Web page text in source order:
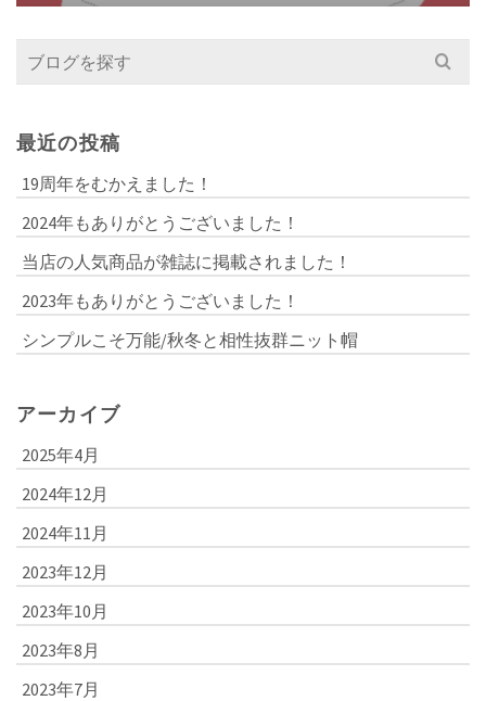
Search
for:
最近の投稿
19周年をむかえました！
2024年もありがとうございました！
当店の人気商品が雑誌に掲載されました！
2023年もありがとうございました！
シンプルこそ万能/秋冬と相性抜群ニット帽
アーカイブ
2025年4月
2024年12月
2024年11月
2023年12月
2023年10月
2023年8月
2023年7月